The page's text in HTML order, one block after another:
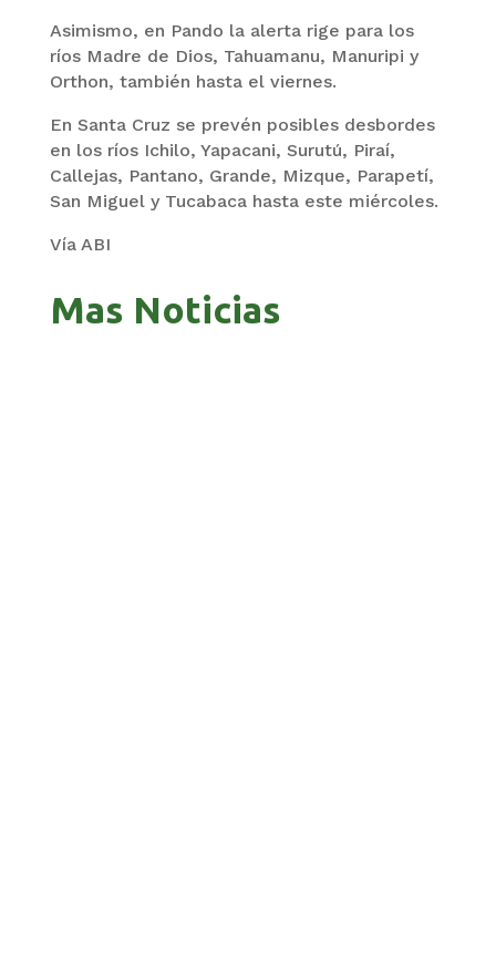
Asimismo, en Pando la alerta rige para los
ríos Madre de Dios, Tahuamanu, Manuripi y
Orthon, también hasta el viernes.
En Santa Cruz se prevén posibles desbordes
en los ríos Ichilo, Yapacani, Surutú, Piraí,
Callejas, Pantano, Grande, Mizque, Parapetí,
San Miguel y Tucabaca hasta este miércoles.
Vía ABI
Mas Noticias